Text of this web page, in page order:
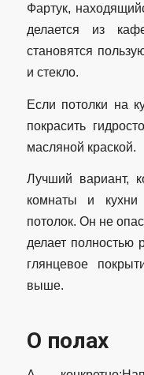
Фартук,
делается из
становятся
и стекло.
Если потолки на
покрасить
масляной краской.
Лучший вариант,
комнаты и
потолок. Он не
делает полностью
глянцевое
выше.
О полах